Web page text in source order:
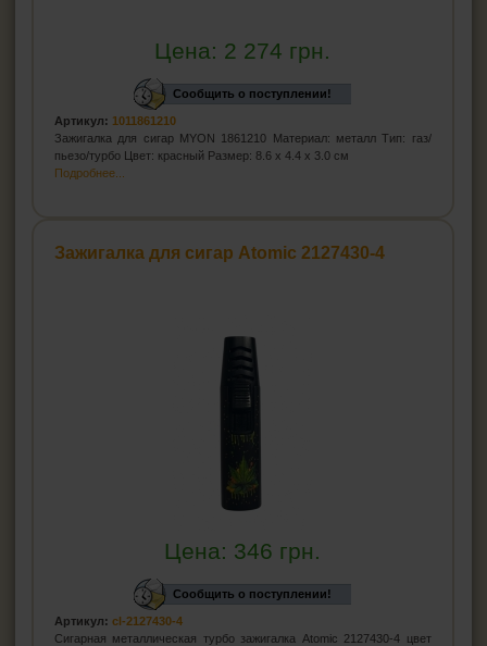
Цена: 2 274 грн.
Сообщить о поступлении!
Артикул: 1011861210
Зажигалка для сигар MYON 1861210 Материал: металл Тип: газ/
пьезо/турбо Цвет: красный Размер: 8.6 x 4.4 х 3.0 см
Подробнее...
Зажигалка для сигар Atomic 2127430-4
Цена: 346 грн.
Сообщить о поступлении!
Артикул: cl-2127430-4
Сигарная металлическая турбо зажигалка Atomic 2127430-4 цвет